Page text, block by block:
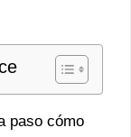
paso cómo